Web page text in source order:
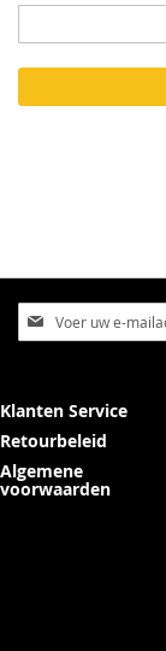
Abonneer
u
nieuwsbrief
Klanten Service
Retourbeleid
Algemene
voorwaarden